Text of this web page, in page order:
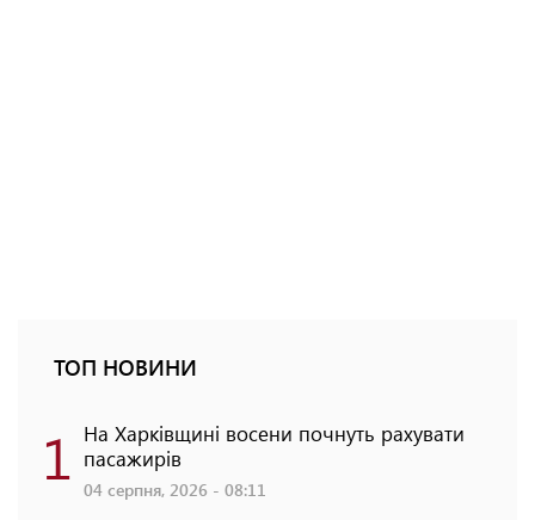
ТОП НОВИНИ
1 На Харківщині восени почнуть рахувати
пасажирів
04 серпня, 2026 - 08:11